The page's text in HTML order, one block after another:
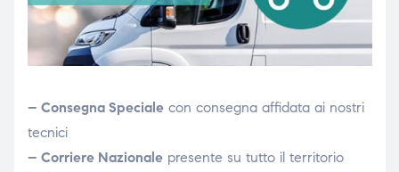
– Consegna Specialecon consegna affidata ai nostri
tecnici
– Corriere Nazionalepresente su tutto il territorio